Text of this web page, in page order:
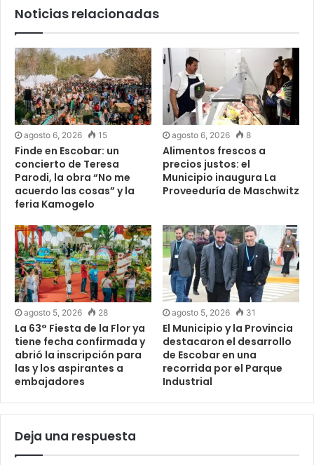
Noticias relacionadas
agosto 6, 2026 15
Finde en Escobar: un
concierto de Teresa
Parodi, la obra “No me
acuerdo las cosas” y la
feria Kamogelo
agosto 6, 2026 8
Alimentos frescos a
precios justos: el
Municipio inaugura La
Proveeduría de Maschwitz
agosto 5, 2026 28
La 63° Fiesta de la Flor ya
tiene fecha confirmada y
abrió la inscripción para
las y los aspirantes a
embajadores
agosto 5, 2026 31
El Municipio y la Provincia
destacaron el desarrollo
de Escobar en una
recorrida por el Parque
Industrial
Deja una respuesta